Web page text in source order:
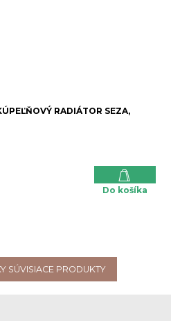
RADIÁTOR SEZA,
Do košíka
SÚVISIACE PRODUKTY